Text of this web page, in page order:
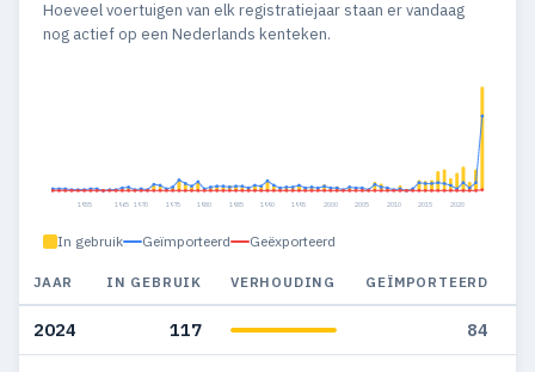
Hoeveel voertuigen van elk registratiejaar staan er vandaag
nog actief op een Nederlands kenteken.
1955 1965 1970 1975 1980 1985 1990 1995 2000 2005 2010 2015 2020
In gebruik Geïmporteerd Geëxporteerd
JAAR IN GEBRUIK VERHOUDING GEÏMPORTEERD
2024 117 84